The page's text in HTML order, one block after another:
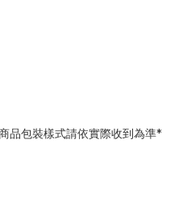
品包裝樣式請依實際收到為準*